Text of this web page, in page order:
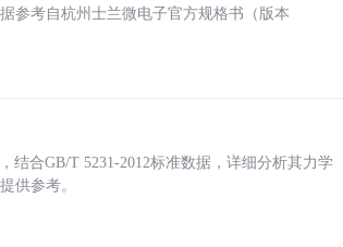
参考自杭州士兰微电子官方规格书（版本
结合GB/T 5231-2012标准数据，详细分析其力学
供参考。